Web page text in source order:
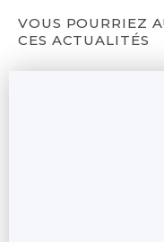
VOUS POURRIEZ
CES ACTUALITÉS